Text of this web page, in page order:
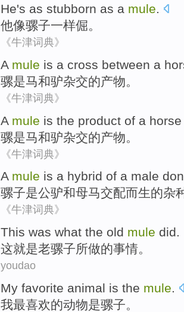
He's as stubborn as a mule.
他像骡子一样倔。
《牛津词典》
A mule is a cross between a
骡是马和驴杂交的产物。
《牛津词典》
A mule is the product of a horse
骡是马和驴杂交的产物 。
《牛津词典》
A mule is a hybrid of a male
骡子是公驴和母马交配而生的杂
《牛津词典》
This was what the old mule did.
这就是老骡子所做的事情。
youdao
My favorite animal is the mule.
我最喜欢的动物是骡子。